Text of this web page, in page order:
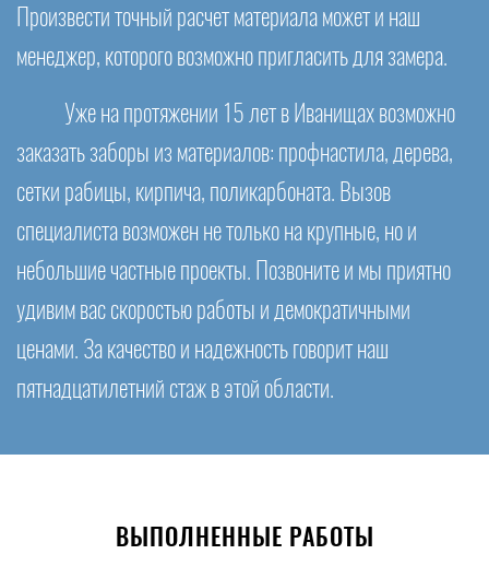
Произвести точный расчет материала может и наш
менеджер, которого возможно пригласить для замера.
Уже на протяжении 15 лет в Иванищах возможно
заказать заборы из материалов: профнастила, дерева,
сетки рабицы, кирпича, поликарбоната. Вызов
специалиста возможен не только на крупные, но и
небольшие частные проекты. Позвоните и мы приятно
удивим вас скоростью работы и демократичными
ценами. За качество и надежность говорит наш
пятнадцатилетний стаж в этой области.
ВЫПОЛНЕННЫЕ РАБОТЫ